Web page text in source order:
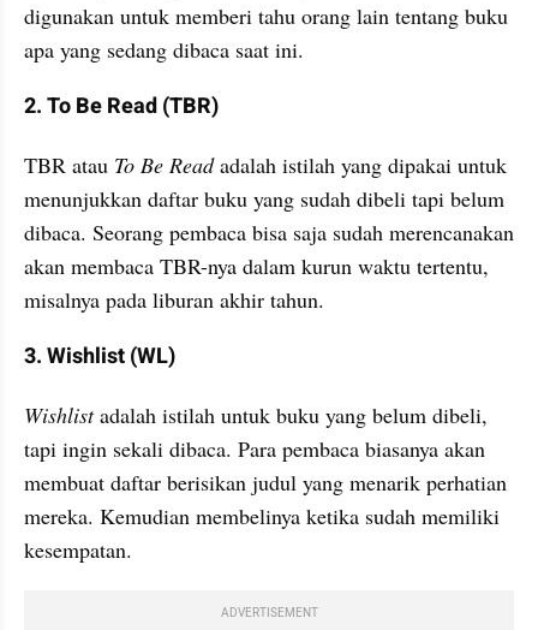
digunakan untuk memberi tahu orang lain tentang buku
apa yang sedang dibaca saat ini.
2. To Be Read (TBR)
TBR atau To Be Read adalah istilah yang dipakai untuk
menunjukkan daftar buku yang sudah dibeli tapi belum
dibaca. Seorang pembaca bisa saja sudah merencanakan
akan membaca TBR-nya dalam kurun waktu tertentu,
misalnya pada liburan akhir tahun.
3. Wishlist (WL)
Wishlist adalah istilah untuk buku yang belum dibeli,
tapi ingin sekali dibaca. Para pembaca biasanya akan
membuat daftar berisikan judul yang menarik perhatian
mereka. Kemudian membelinya ketika sudah memiliki
kesempatan.
ADVERTISEMENT